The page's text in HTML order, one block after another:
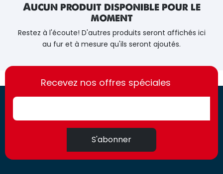
Aucun produit disponible pour le
moment
Restez à l'écoute! D'autres produits seront affichés ici
au fur et à mesure qu'ils seront ajoutés.
https://france-
access.fr
https://france-
access.fr
Recevez nos offres spéciales
S'abonner